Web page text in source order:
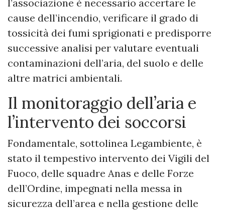
l’associazione è necessario accertare le
cause dell’incendio, verificare il grado di
tossicità dei fumi sprigionati e predisporre
successive analisi per valutare eventuali
contaminazioni dell’aria, del suolo e delle
altre matrici ambientali.
Il monitoraggio dell’aria e
l’intervento dei soccorsi
Fondamentale, sottolinea Legambiente, è
stato il tempestivo intervento dei Vigili del
Fuoco, delle squadre Anas e delle Forze
dell’Ordine, impegnati nella messa in
sicurezza dell’area e nella gestione delle